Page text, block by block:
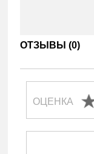
ОТЗЫВЫ (0)
ОЦЕНКА